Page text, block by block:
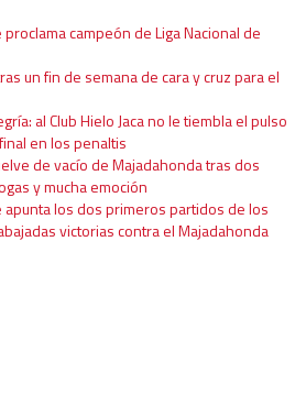
proclama campeón de Liga Nacional de
un fin de semana de cara y cruz para el
al Club Hielo Jaca no le tiembla el pulso
en los penaltis
de vacío de Majadahonda tras dos
y mucha emoción
apunta los dos primeros partidos de los
victorias contra el Majadahonda